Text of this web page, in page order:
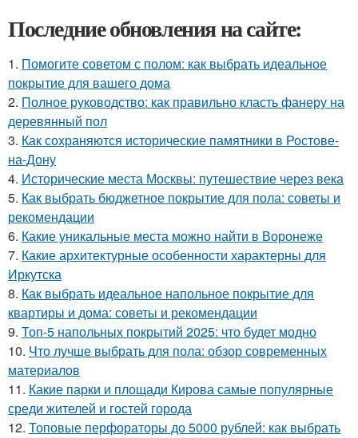
Последние обновления на сайте:
1. Помогите советом с полом: как выбрать идеальное
покрытие для вашего дома
2. Полное руководство: как правильно класть фанеру на
деревянный пол
3. Как сохраняются исторические памятники в Ростове-
на-Дону
4. Исторические места Москвы: путешествие через века
5. Как выбрать бюджетное покрытие для пола: советы и
рекомендации
6. Какие уникальные места можно найти в Воронеже
7. Какие архитектурные особенности характерны для
Иркутска
8. Как выбрать идеальное напольное покрытие для
квартиры и дома: советы и рекомендации
9. Топ-5 напольных покрытий 2025: что будет модно
10. Что лучше выбрать для пола: обзор современных
материалов
11. Какие парки и площади Кирова самые популярные
среди жителей и гостей города
12. Топовые перфораторы до 5000 рублей: как выбрать